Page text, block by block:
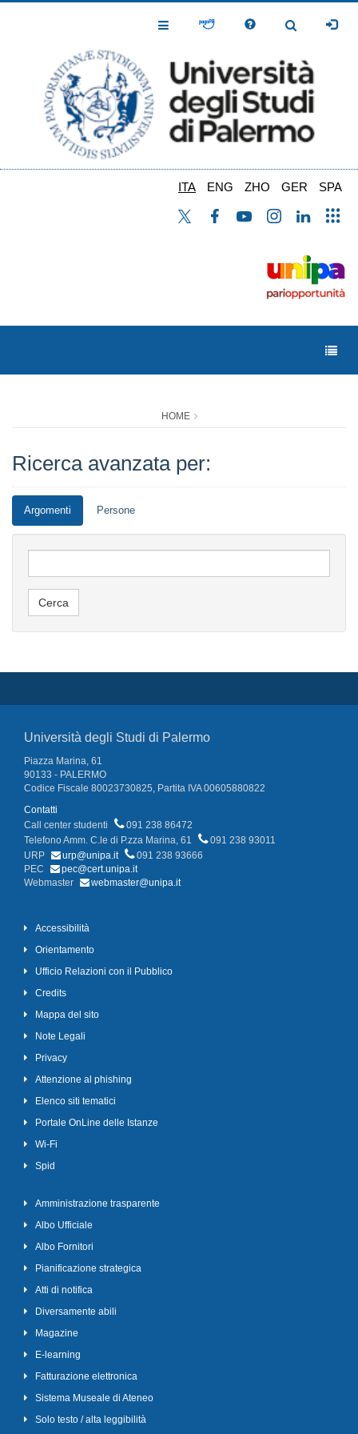
Toggle
Toggle
ITA ENG ZHO GER SPA
HOME
Ricerca avanzata per:
Argomenti Persone
Università degli Studi di Palermo
Piazza Marina, 61
90133 - PALERMO
Codice Fiscale 80023730825, Partita IVA 00605880822
Contatti
Call center studenti
091 238 86472
Telefono Amm. C.le di P.zza Marina, 61
091 238 93011
URP
urp@unipa.it
091 238 93666
PEC
pec@cert.unipa.it
Webmaster
webmaster@unipa.it
Accessibilità
Orientamento
Ufficio Relazioni con il Pubblico
Credits
Mappa del sito
Note Legali
Privacy
Attenzione al phishing
Elenco siti tematici
Portale OnLine delle Istanze
Wi-Fi
Spid
Amministrazione trasparente
Albo Ufficiale
Albo Fornitori
Pianificazione strategica
Atti di notifica
Diversamente abili
Magazine
E-learning
Fatturazione elettronica
Sistema Museale di Ateneo
Solo testo / alta leggibilità